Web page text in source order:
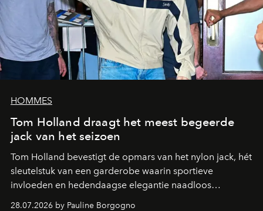
HOMMES
Tom Holland draagt het meest begeerde
jack van het seizoen
Tom Holland bevestigt de opmars van het nylon jack, hét
sleutelstuk van een garderobe waarin sportieve
invloeden en hedendaagse elegantie naadloos
28.07.2026 by Pauline Borgogno